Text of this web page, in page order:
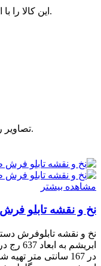
این کالا را با استفاده از کلمات کوتاه و ساده توضیح دهید.
تصاویر را در اینجا رها کنید و یا برای آپلود کلیک کنید.
مشاهده بیشتر
نخ و نقشه تابلو فرش
در 167 سانتی متر